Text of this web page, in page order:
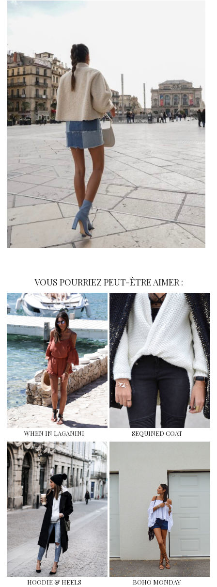
VOUS POURRIEZ PEUT-ÊTRE AIMER :
WHEN IN LAGANINI SEQUINED COAT
HOODIE & HEELS BOHO MONDAY